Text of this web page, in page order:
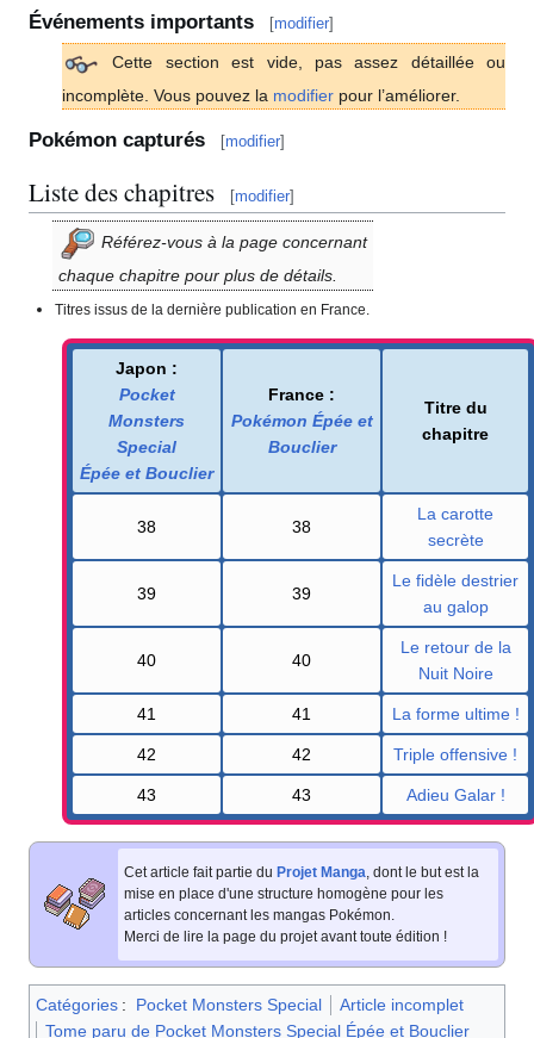
Événements importants [modifier]
Cette section est vide, pas assez détaillée ou
incomplète. Vous pouvez la modifier pour l’améliorer.
Pokémon capturés [modifier]
Liste des chapitres [modifier]
Référez-vous à la page concernant
chaque chapitre pour plus de détails.
Titres issus de la dernière publication en France.
Japon :
Pocket
Monsters
Special
Épée et Bouclier
France :
Pokémon Épée et
Bouclier
Titre du
chapitre
38 38
La carotte
secrète
39 39
Le fidèle destrier
au galop
40 40
Le retour de la
Nuit Noire
41 41 La forme ultime !
42 42 Triple offensive !
43 43 Adieu Galar !
Cet article fait partie du Projet Manga , dont le but est la
mise en place d'une structure homogène pour les
articles concernant les mangas Pokémon.
Merci de lire la page du projet avant toute édition !
Catégories : Pocket Monsters Special
Article incomplet
Tome paru de Pocket Monsters Special Épée et Bouclier